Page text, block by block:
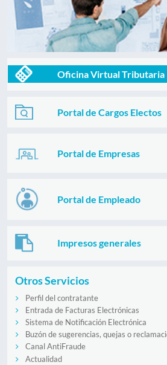
Oficina Virtual Tributaria
Portal de Cargos Electos
Portal de Empresas
Portal de Empleado
Impresos generales
Otros Servicios
Perfil del contratante
Entrada de Facturas Electrónicas
Sistema de Notificación Electrónica
Buzón de sugerencias, quejas o
Canal AntiFraude
Actualidad